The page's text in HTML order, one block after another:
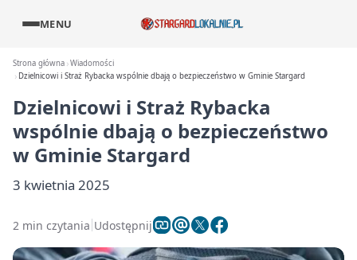
MENU
Strona główna Wiadomości
Dzielnicowi i Straż Rybacka wspólnie dbają o bezpieczeństwo w Gminie Stargard
Dzielnicowi i Straż Rybacka
wspólnie dbają o bezpieczeństwo
w Gminie Stargard
3 kwietnia 2025
2 min czytania Udostępnij